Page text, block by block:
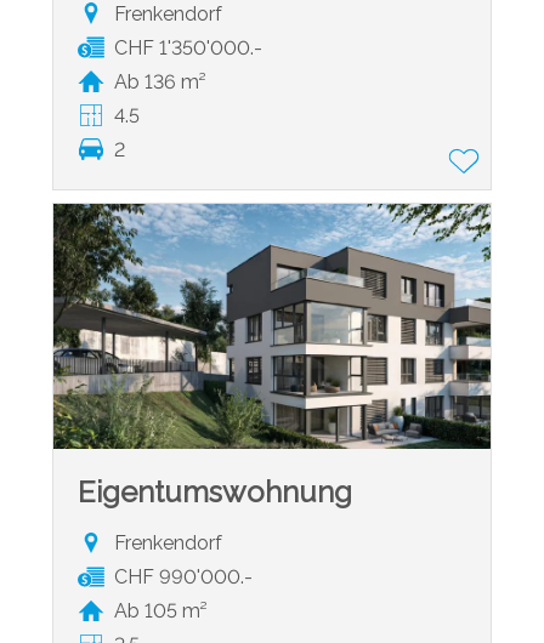
Frenkendorf
CHF 1'350'000.-
Ab 136 m²
4.5
2
Eigentumswohnung
Frenkendorf
CHF 990'000.-
Ab 105 m²